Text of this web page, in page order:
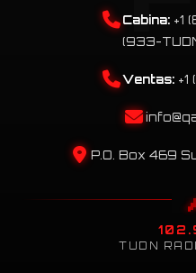
Cabina: +1
(933-
Ventas:
P.O. Box 469
TUDN